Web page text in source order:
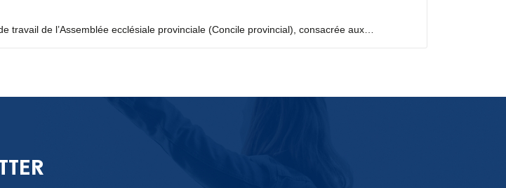
travail de l’Assemblée ecclésiale provinciale (Concile provincial), consacrée aux